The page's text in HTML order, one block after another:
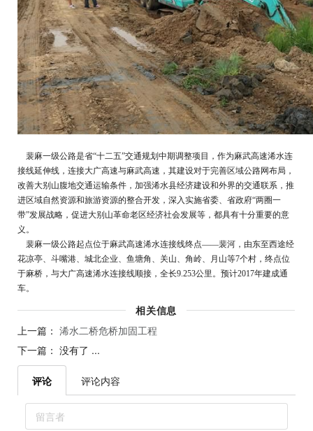
裴麻一级公路是省“十二五”交通规划中期调整项目，作为麻武高速浠水连
接线延伸线，连接大广高速与麻武高速，其建设对于完善区域公路网布局，
改善大别山腹地交通运输条件，加强浠水县经济建设和外界的交通联系，推
进区域自然资源和旅游资源的整合开发，深入实施省委、省政府“两圈一
带”发展战略，促进大别山革命老区经济社会发展等，都具有十分重要的意
义。
裴麻一级公路起点位于麻武高速浠水连接线终点——裴河，由东至西途经
花凉亭、斗嘴港、城北企业、鱼塘角、关山、角岭、月山等7个村，终点位
于麻桥，与大广高速浠水连接线顺接，全长9.253公里。预计2017年建成通
车。
相关信息
上一篇：浠水二桥危桥加固工程
下一篇： 没有了 ...
评论 评论内容